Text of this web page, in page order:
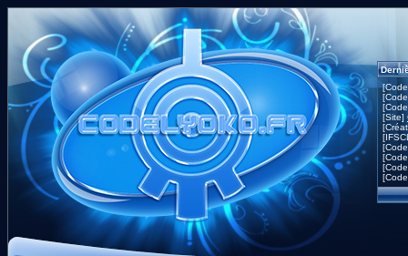
[Site]